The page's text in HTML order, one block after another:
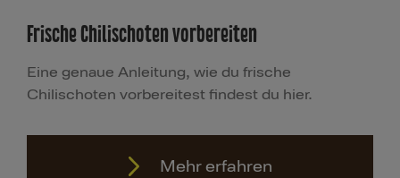
Frische Chilischoten vorbereiten
Eine g​​enaue Anleitung, wie du frische
Chilischoten vorbereitest findest du hier​.​​​
Mehr erfahren